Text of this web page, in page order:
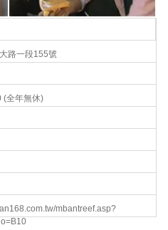
路一段155號
(全年無休)
mbantreef.asp?